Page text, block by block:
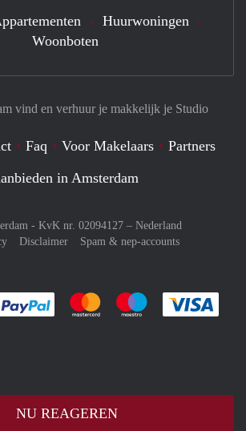
NU REAGEREN
vind en verhuur je makkelijk je Studio
Faq Voor Makelaars
Partners
in Amsterdam
- KvK nr. 02094127 – Nederland
Disclaimer
Spam & nep-accounts
Je rekent gemakkelijk af met Paypal
Je rekent gemakkelijk af met
Je rekent
Huurwoningen
Woonboten